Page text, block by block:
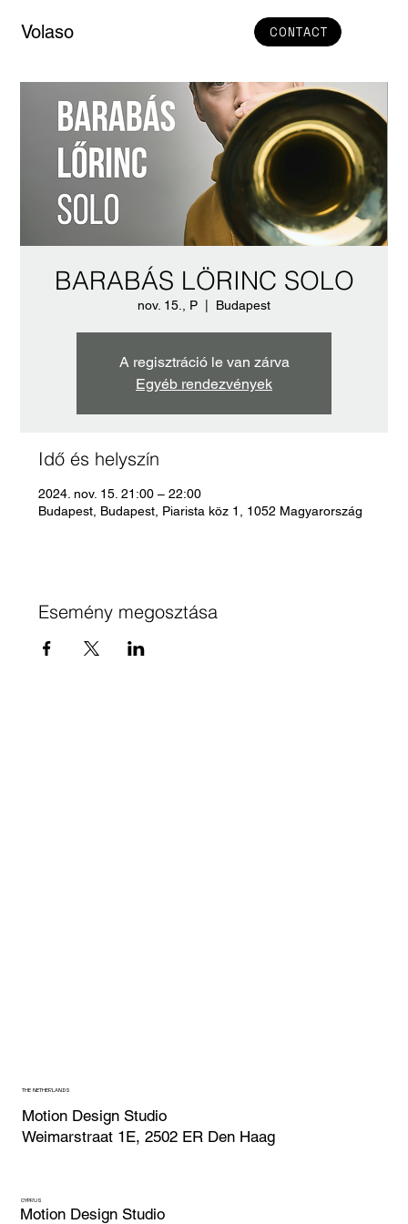
Volaso CONTACT
BARABÁS LÖRINC SOLO
nov. 15., P Budapest
A regisztráció le van zárva
Egyéb rendezvények
Idő és helyszín
2024. nov. 15. 21:00 – 22:00
Budapest, Budapest, Piarista köz 1, 1052 Magyarország
Esemény megosztása
CYPRUS
Motion Design Studio
THE NETHERLANDS
Motion Design Studio
Weimarstraat 1E, 2502 ER Den Haag